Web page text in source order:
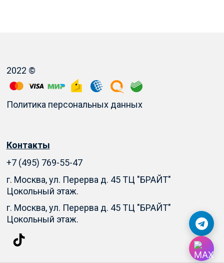
2022 ©
Политика персональных данных
Контакты
+7 (495) 769-55-47
г. Москва, ул. Перерва д. 45 ТЦ "БРАЙТ"
Цокольный этаж.
г. Москва, ул. Перерва д. 45 ТЦ "БРАЙТ"
Цокольный этаж.